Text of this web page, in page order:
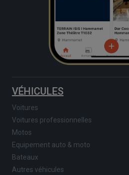
VÉHICULES
Voitures
Voitures professionnelles
Motos
Equipement auto & moto
Bateaux
Autres véhicules